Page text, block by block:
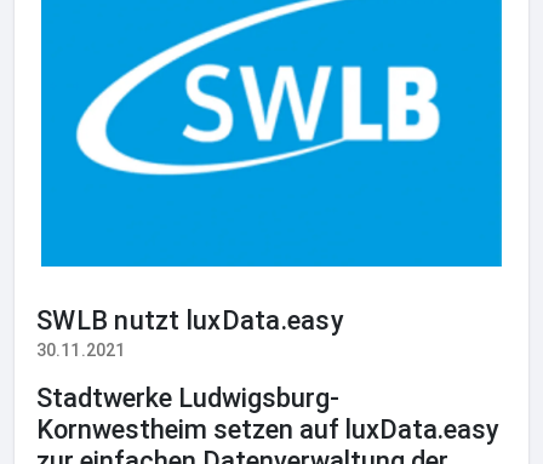
SWLB nutzt luxData.easy
30.11.2021
Stadtwerke Ludwigsburg-
Kornwestheim setzen auf luxData.easy